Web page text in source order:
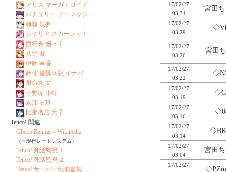
17/02/27
03:34
宮田
17/02/27
03:29
17/02/27
03:26
宮田
17/02/27
03:22
17/02/27
03:19
17/02/27
03:16
17/02/27
03:14
17/02/27
03:04
宮田
17/02/27
アリス マーガトロイド
パチュリー ノーレッジ
魂魄 妖夢
レミリア スカーレット
西行寺 幽々子
八雲 紫
伊吹 萃香
鈴仙 優曇華院 イナバ
射命丸 文
小野塚 小町
永江 衣玖
比那名居 天子
Tenco! 関連
Glicko Ratings - Wikipedia
（＝現行レートシステム）
Tenco! 死活監視１
Tenco! 死活監視２
Tenco! サーバー性能監視